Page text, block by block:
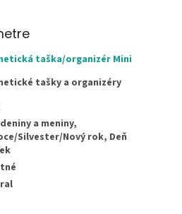
taška/organizér Mini
tašky a organizéry
a meniny,
Silvester/Nový rok, Deň